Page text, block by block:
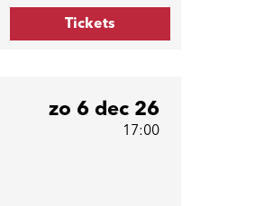
Tickets
zo 6 dec 26
17:00